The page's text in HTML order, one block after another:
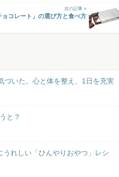
次の記事 »
コレート」の選び方と食べ方
づいた。心と体を整え、1日を充実
と？
うれしい「ひんやりおやつ」レシ